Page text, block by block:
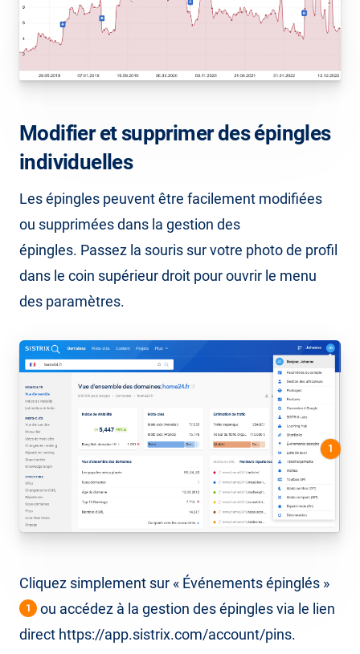
Modifier et supprimer des épingles
individuelles
Les épingles peuvent être facilement modifiées
ou supprimées dans la gestion des
épingles. Passez la souris sur votre photo de profil
dans le coin supérieur droit pour ouvrir le menu
des paramètres.
1
Cliquez simplement sur « Événements épinglés »
1
ou accédez à la gestion des épingles via le lien
direct https://app.sistrix.com/account/pins.